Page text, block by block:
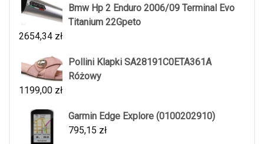
Bmw Hp 2 Enduro 2006/09 Terminal Evo
Titanium 22Gpeto
2654,34 zł
Pollini Klapki SA28191C0ETA361A
Różowy
1199,00 zł
Garmin Edge Explore (0100202910)
795,15 zł